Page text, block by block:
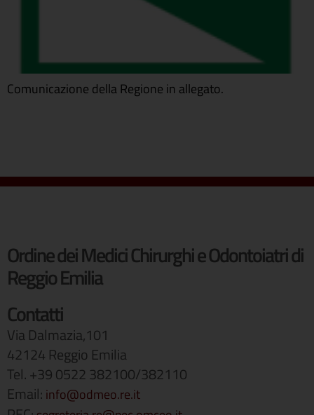
Comunicazione della Regione in allegato.
Ordine dei Medici Chirurghi e Odontoiatri di
Reggio Emilia
Contatti
Via Dalmazia,101
42124 Reggio Emilia
Tel. +39 0522 382100/382110
Email: info@odmeo.re.it